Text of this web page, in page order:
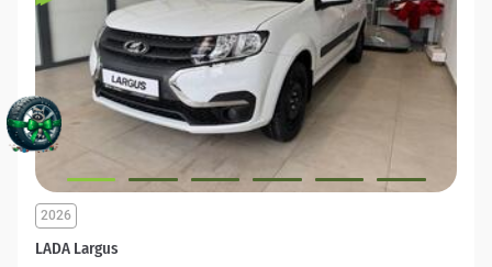
LADA Largus
2026